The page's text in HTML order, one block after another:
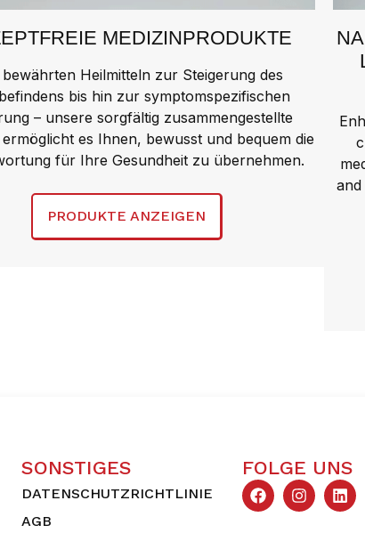
MEDIZINPRODUKTE
Heilmitteln zur Steigerung des
bis hin zur symptomspezifischen
– unsere sorgfältig zusammengestellte
es Ihnen, bewusst und bequem die
für Ihre Gesundheit zu übernehmen.
PRODUKTE ANZEIGEN
SONSTIGES
DATENSCHUTZRICHTLINIE
AGB
FOLGE UNS